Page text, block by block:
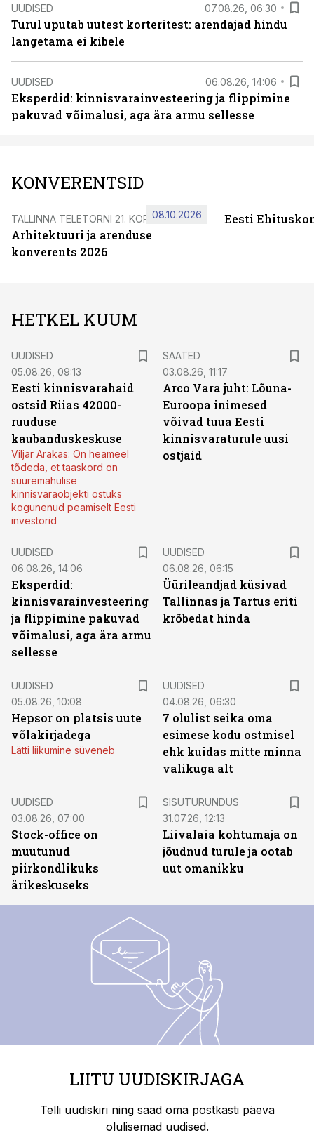
UUDISED 07.08.26, 06:30
Turul uputab uutest korteritest: arendajad hindu
langetama ei kibele
UUDISED 06.08.26, 14:06
Eksperdid: kinnisvarainvesteering ja flippimine
pakuvad võimalusi, aga ära armu sellesse
KONVERENTSID
TALLINNA TELETORNI 21. KORRUSEL
Arhitektuuri ja arenduse
konverents 2026
08.10.2026 Eesti
HETKEL KUUM
UUDISED
05.08.26, 09:13
Eesti kinnisvarahaid
ostsid Riias 42000-
ruuduse
kaubanduskeskuse
Viljar Arakas: On heameel
tõdeda, et taaskord on
suuremahulise
kinnisvaraobjekti ostuks
kogunenud peamiselt Eesti
investorid
SAATED
03.08.26, 11:17
Arco Vara juht: Lõuna-
Euroopa inimesed
võivad tuua Eesti
kinnisvaraturule uusi
ostjaid
UUDISED
06.08.26, 14:06
Eksperdid:
kinnisvarainvesteering
ja flippimine pakuvad
võimalusi, aga ära armu
sellesse
UUDISED
06.08.26, 06:15
Üürileandjad küsivad
Tallinnas ja Tartus eriti
krõbedat hinda
UUDISED
05.08.26, 10:08
Hepsor on platsis uute
võlakirjadega
Lätti liikumine süveneb
UUDISED
04.08.26, 06:30
7 olulist seika oma
esimese kodu ostmisel
ehk kuidas mitte minna
valikuga alt
UUDISED
03.08.26, 07:00
Stock-office on
muutunud
piirkondlikuks
ärikeskuseks
SISUTURUNDUS
31.07.26, 12:13
Liivalaia kohtumaja on
jõudnud turule ja ootab
uut omanikku
LIITU UUDISKIRJAGA
Telli uudiskiri ning saad oma postkasti päeva
olulisemad uudised.